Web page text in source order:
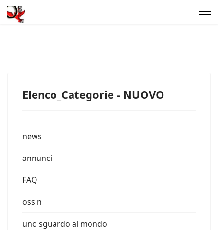
Elenco_Categorie - NUOVO
news
annunci
FAQ
ossin
uno sguardo al mondo